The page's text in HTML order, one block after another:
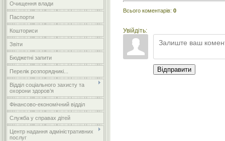
Очищення влади
Паспорти
Кошториси
Звіти
Бюджетні запити
Перелік розпорядникі...
Відділ соціального захисту та
охорони здоров’я
Фінансово-економічний відділ
Служба у справах дітей
Центр надання адміністративних
послуг
Всього коментарів: 0
Увійдіть:
Відправити